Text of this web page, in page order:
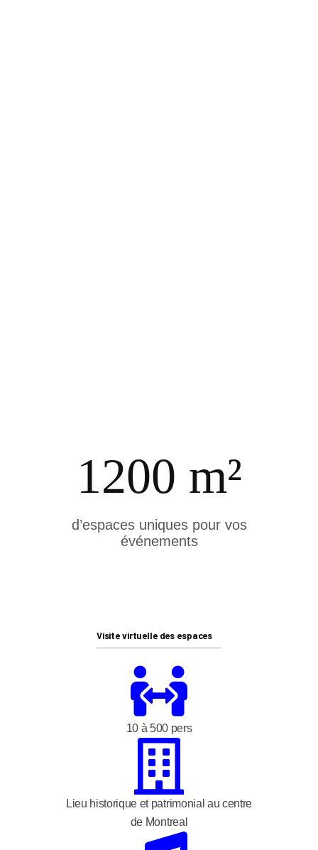
1200 m²
d’espaces uniques pour vos
événements
Visite virtuelle des espaces
10 à 500 pers
Lieu historique et patrimonial au centre
de Montreal